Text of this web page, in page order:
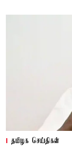
தமிழக செய்திகள்